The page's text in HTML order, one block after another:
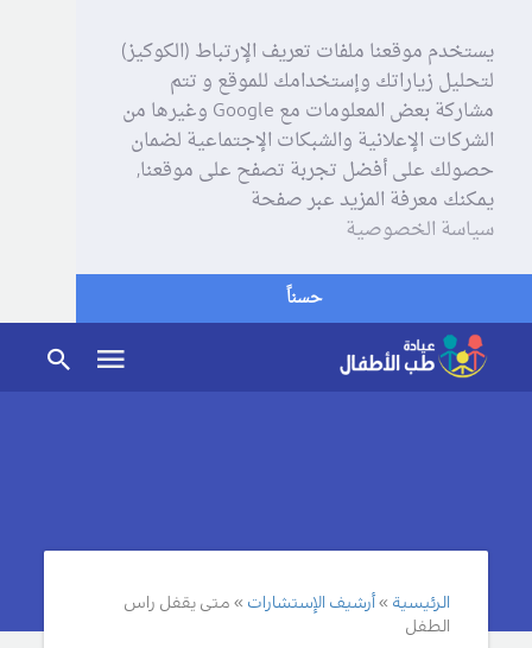
يستخدم موقعنا ملفات تعريف الإرتباط (الكوكيز)
لتحليل زياراتك وإستخدامك للموقع و تتم
مشاركة بعض المعلومات مع Google وغيرها من
الشركات الإعلانية والشبكات الإجتماعية لضمان
حصولك على أفضل تجربة تصفح على موقعنا,
يمكنك معرفة المزيد عبر صفحة
سياسة الخصوصية
حسناً
الرئيسية أرشيف الإستشارات
متى يقفل راس
الطفل